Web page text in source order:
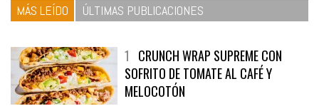
MÁS LEÍDO ÚLTIMAS PUBLICACIONES
1 CRUNCH WRAP SUPREME CON
SOFRITO DE TOMATE AL CAFÉ Y
MELOCOTÓN